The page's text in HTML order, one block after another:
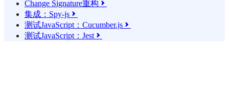
Change Signature重构 
集成：Spy-js 
测试JavaScript：Cucumber.js 
测试JavaScript：Jest 